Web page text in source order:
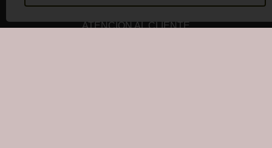
ATENCIÓN AL CLIENTE